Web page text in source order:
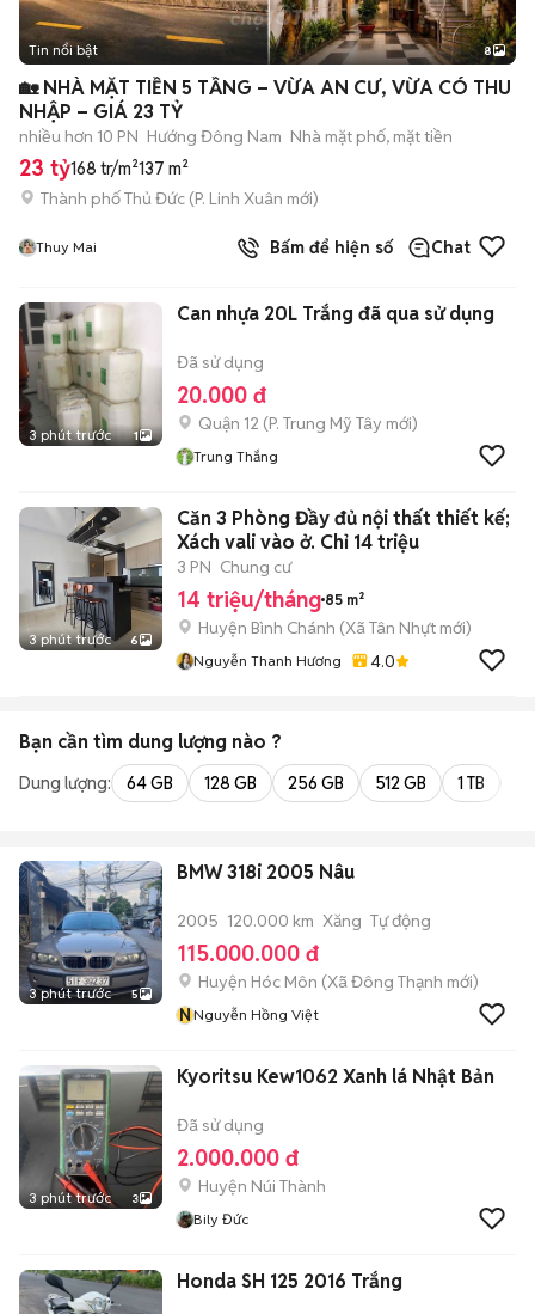
+2
Tin nổi bật 8
🏡 NHÀ MẶT TIỀN 5 TẦNG – VỪA AN CƯ, VỪA CÓ THU
NHẬP – GIÁ 23 TỶ
nhiều hơn 10 PN Hướng Đông Nam Nhà mặt phố, mặt tiền
23 tỷ168 tr/m²137 m²
Thành phố Thủ Đức (P. Linh Xuân mới)
Thuy Mai Bấm để hiện số Chat
3 phút trước 1
Can nhựa 20L Trắng đã qua sử dụng
Đã sử dụng
20.000 đ
Quận 12 (P. Trung Mỹ Tây mới)
Trung Thắng
3 phút trước 6
Căn 3 Phòng Đầy đủ nội thất thiết kế;
Xách vali vào ở. Chỉ 14 triệu
3 PN Chung cư
14 triệu/tháng 85 m²
Huyện Bình Chánh (Xã Tân Nhựt mới)
Nguyễn Thanh Hương 4.0
Bạn cần tìm dung lượng nào ?
Dung lượng: 64 GB 128 GB 256 GB 512 GB 1 TB
3 phút trước 5
BMW 318i 2005 Nâu
2005 120.000 km Xăng Tự động
115.000.000 đ
Huyện Hóc Môn (Xã Đông Thạnh mới)
NNguyễn Hồng Việt
3 phút trước 3
Kyoritsu Kew1062 Xanh lá Nhật Bản
Đã sử dụng
2.000.000 đ
Huyện Núi Thành
Bily Đức
Honda SH 125 2016 Trắng